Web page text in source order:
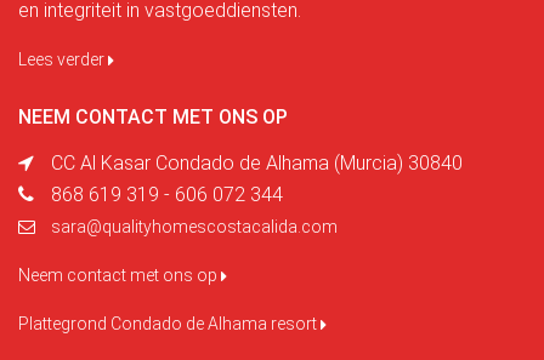
en integriteit in vastgoeddiensten.
Lees verder
NEEM CONTACT MET ONS OP
CC Al Kasar Condado de Alhama (Murcia) 30840
868 619 319 - 606 072 344
sara@qualityhomescostacalida.com
Neem contact met ons op
Plattegrond Condado de Alhama resort